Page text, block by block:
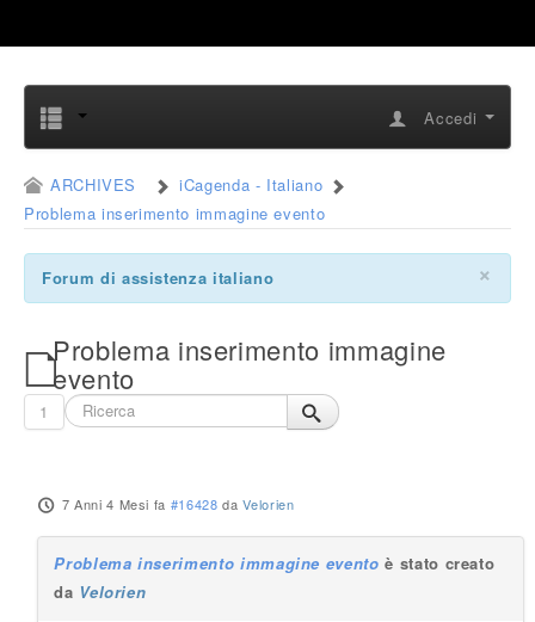
Accedi
ARCHIVES
iCagenda - Italiano
Problema inserimento immagine evento
×
Forum di assistenza italiano
Problema inserimento immagine
evento
1
7 Anni 4 Mesi fa #16428 daVelorien
Problema inserimento immagine evento è stato creato
da Velorien